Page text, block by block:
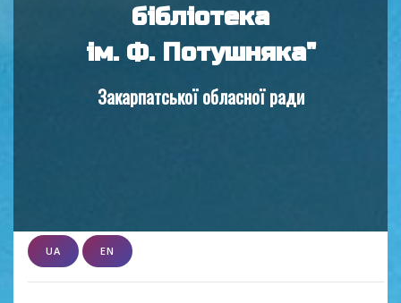
бібліотека
ім. Ф. Потушняка"
Закарпатської обласної ради
UA EN